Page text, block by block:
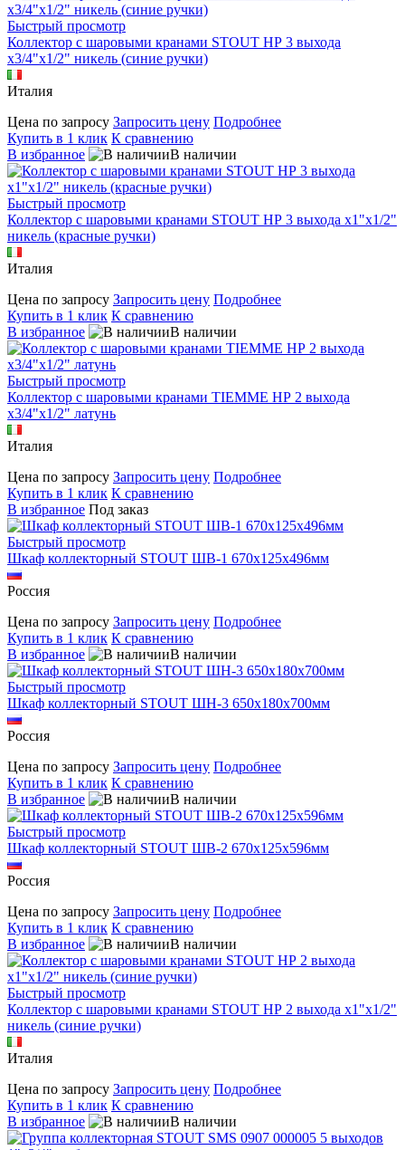
Быстрый просмотр
Коллектор с шаровыми кранами STOUT НР 3 выхода
х3/4"х1/2" никель (синие ручки)
Италия
Цена по запросу Запросить цену Подробнее
Купить в 1 клик К сравнению
В избранное
В наличии
Быстрый просмотр
Коллектор с шаровыми кранами STOUT НР 3 выхода х1"х1/2"
никель (красные ручки)
Италия
Цена по запросу Запросить цену Подробнее
Купить в 1 клик К сравнению
В избранное
В наличии
Быстрый просмотр
Коллектор с шаровыми кранами TIEMME НР 2 выхода
х3/4"х1/2" латунь
Италия
Цена по запросу Запросить цену Подробнее
Купить в 1 клик К сравнению
В избранное Под заказ
Быстрый просмотр
Шкаф коллекторный STOUT ШВ-1 670х125х496мм
Россия
Цена по запросу Запросить цену Подробнее
Купить в 1 клик К сравнению
В избранное
В наличии
Быстрый просмотр
Шкаф коллекторный STOUT ШН-3 650х180х700мм
Россия
Цена по запросу Запросить цену Подробнее
Купить в 1 клик К сравнению
В избранное
В наличии
Быстрый просмотр
Шкаф коллекторный STOUT ШВ-2 670х125х596мм
Россия
Цена по запросу Запросить цену Подробнее
Купить в 1 клик К сравнению
В избранное
В наличии
Быстрый просмотр
Коллектор с шаровыми кранами STOUT НР 2 выхода х1"х1/2"
никель (синие ручки)
Италия
Цена по запросу Запросить цену Подробнее
Купить в 1 клик К сравнению
В избранное
В наличии